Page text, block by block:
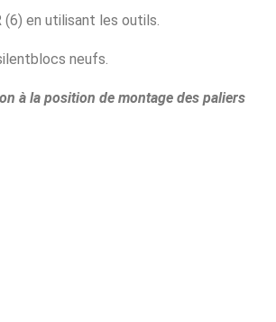
(6) en utilisant les outils.
neufs.
à la position de montage des paliers